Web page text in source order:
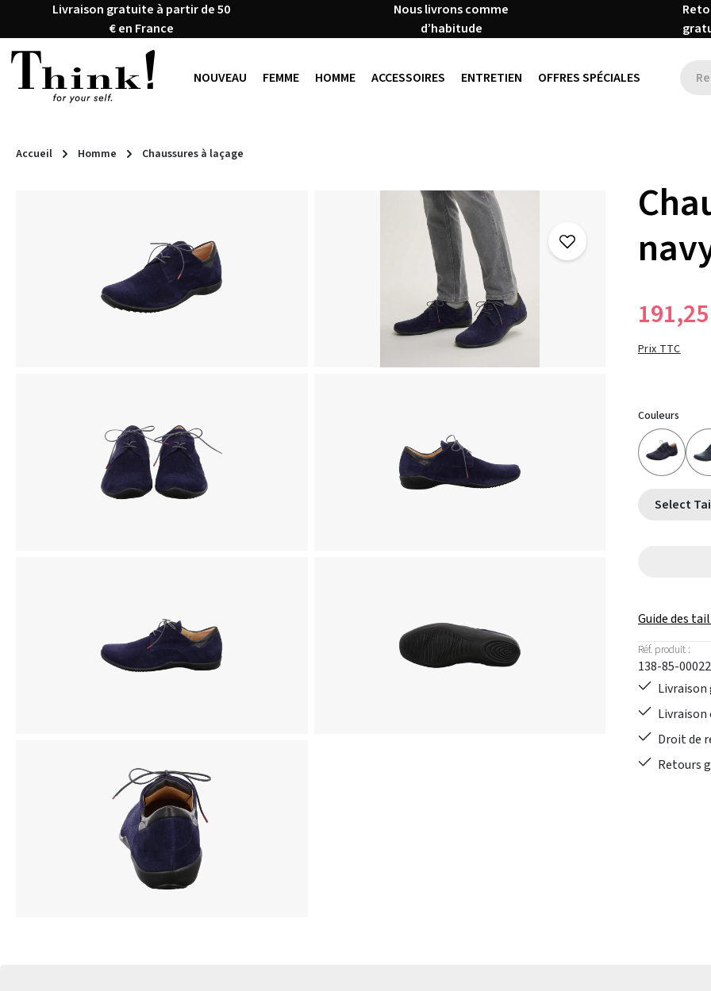
au contenu principal
Passer à la recherche
Passer à la navigation principale
Livraison gratuite à partir de 50
€ en France
Nous livrons comme
d’habitude
NOUVEAU FEMME HOMME ACCESSOIRES ENTRETIEN OFFRES SPÉCIALES
Accueil Homme Chaussures à laçage
Prix TTC
Couleurs
Guide des
Réf. produit :
138-85-00022
Livraison
Livraison
Droit de
Retours